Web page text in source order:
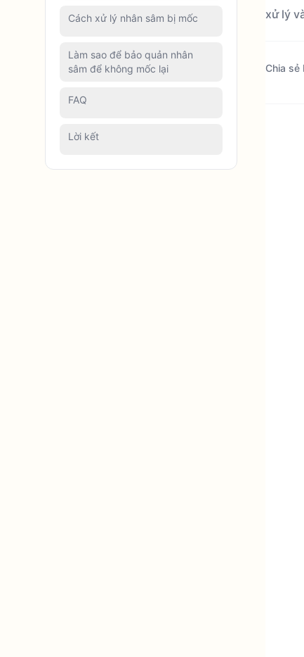
Cách xử lý nhân sâm bị mốc
Làm sao để bảo quản nhân
sâm để không mốc lại
FAQ
Lời kết
xử lý
Chia sẻ